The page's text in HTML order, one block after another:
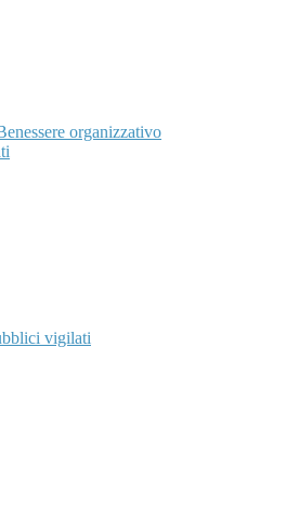
organizzativo
vigilati